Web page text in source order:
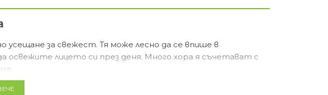
усещане за свежест. Тя може лесно да се впише в
лицето си през деня. Много хора я съчетават с